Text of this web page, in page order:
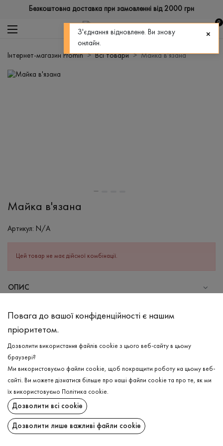
Безкоштовна доставка при замовленні від 2000 грн
0
Інтернет-магазин Promin Всі товари Майка в'язана
Майка в'язана
Артикул: N/A
Цей товар не має дійсної комбінації.
ОПИС
Віскоза - 72%, Поліестер - 28%
Прання в холодній воді (до 30 ° C)
Відбілювання заборонено
Прасувати при середній температурі
Щадна хімчистка
Не можна віджимати і сушити в пральній машині
ДОСТАВКА
ПОВЕРНЕННЯ
Повага до вашої конфіденційності є нашим
пріоритетом.
Дозволити використання файлів cookie з цього веб-сайту в цьому
браузері?
Ми використовуємо файли cookie, щоб покращити роботу на цьому веб-
сайті. Ви можете дізнатися більше про наші файли cookie та про те, як ми
їх використовуємо
Політика cookie.
Дозволити всі cookie
Дозволити лише важливі файли cookie
З'єднання відновлене. Ви знову
онлайн.